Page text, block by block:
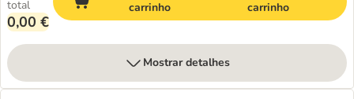
total
0,00 €
carrinho
carrinho
Mostrar detalhes